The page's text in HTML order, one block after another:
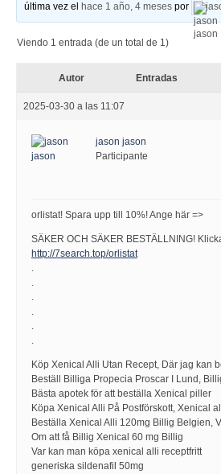
última vez el
hace 1 año, 4 meses por
Viendo 1 entrada (de un total de 1)
Autor Entradas
2025-03-30 a las 11:07
jason jason
Participante
orlistat! Spara upp till 10%! Ange här =>
SÄKER OCH SÄKER BESTÄLLNING!
http://7search.top/orlistat
.
.
.
.
.
.
Köp Xenical Alli Utan Recept, Där jag kan
Beställ Billiga Propecia Proscar I Lund,
Bästa apotek för att beställa Xenical piller
Köpa Xenical Alli På Postförskott, Xenical
Beställa Xenical Alli 120mg Billig Belgien,
Om att få Billig Xenical 60 mg Billig
Var kan man köpa xenical alli receptfritt
generiska sildenafil 50mg